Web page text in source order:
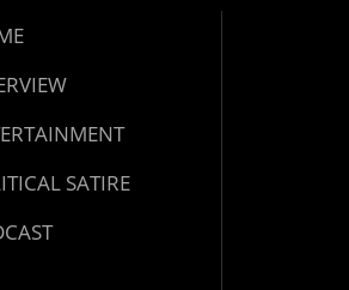
SATIRE